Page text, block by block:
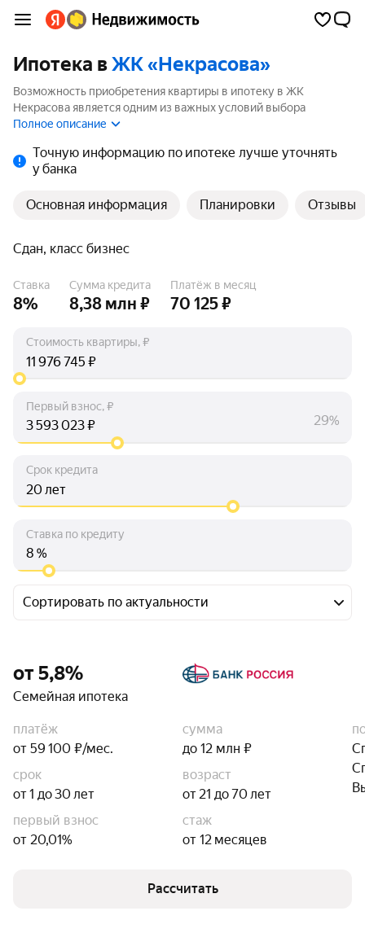
Ипотека вЖК «Некрасова»
Возможность приобретения квартиры в ипотеку в ЖК
Некрасова является одним из важных условий выбора
квартиры. На странице мы собрали программы кредитования
Полное описание
Точную информацию по ипотеке лучше уточнять
у банка
Основная информация Планировки Отзывы
Сдан, класс бизнес
Ставка
8%
Сумма кредита
8,38 млн ₽
Платёж в месяц
70 125 ₽
Стоимость квартиры, ₽
₽
Первый взнос, ₽
₽ 29%
Срок кредита
лет
Ставка по кредиту
%
Сортировать по актуальности
от 5,8%
Семейная ипотека
платёж
от 59 100 ₽/мес.
сумма
до 12 млн ₽
срок
от 1 до 30 лет
возраст
от 21 до 70 лет
первый взнос
от 20,01%
стаж
от 12 месяцев
Рассчитать